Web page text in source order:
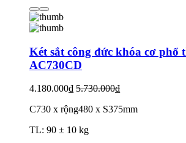
Két sắt công đức khóa cơ phổ
AC730CD
4.180.000₫ 5.730.000₫
C730 x rộng480 x S375mm
TL: 90 ± 10 kg